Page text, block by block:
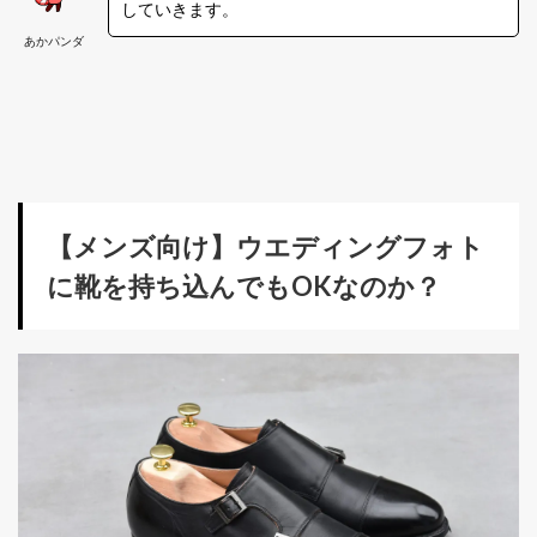
あかパンダ
していきます。
【メンズ向け】ウエディングフォト
に靴を持ち込んでもOKなのか？